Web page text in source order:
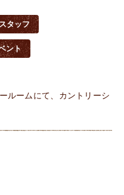
タッフ
ント
ルームにて、カントリーシ